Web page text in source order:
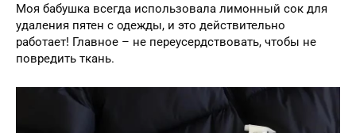
Моя бабушка всегда использовала лимонный сок для
удаления пятен с одежды, и это действительно
работает! Главное – не переусердствовать, чтобы не
повредить ткань.